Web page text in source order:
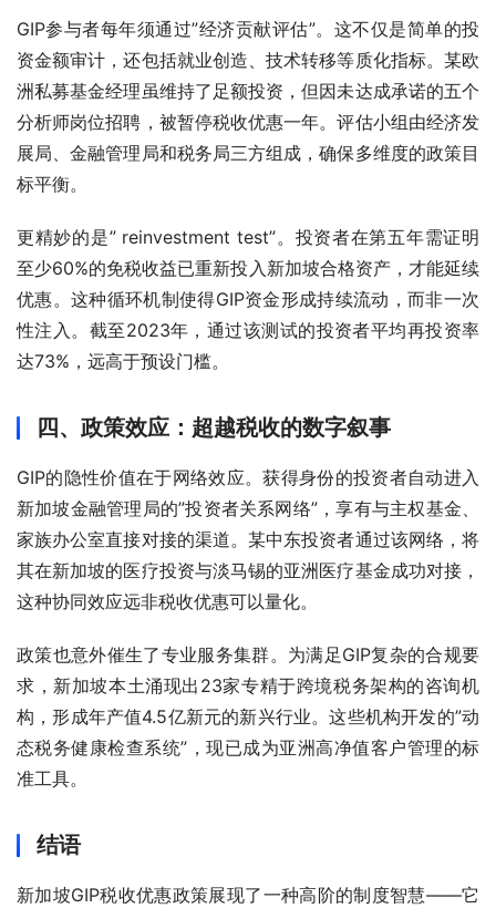
GIP参与者每年须通过”经济贡献评估”。这不仅是简单的投
资金额审计，还包括就业创造、技术转移等质化指标。某欧
洲私募基金经理虽维持了足额投资，但因未达成承诺的五个
分析师岗位招聘，被暂停税收优惠一年。评估小组由经济发
展局、金融管理局和税务局三方组成，确保多维度的政策目
标平衡。
更精妙的是” reinvestment test”。投资者在第五年需证明
至少60%的免税收益已重新投入新加坡合格资产，才能延续
优惠。这种循环机制使得GIP资金形成持续流动，而非一次
性注入。截至2023年，通过该测试的投资者平均再投资率
达73%，远高于预设门槛。
四、政策效应：超越税收的数字叙事
GIP的隐性价值在于网络效应。获得身份的投资者自动进入
新加坡金融管理局的”投资者关系网络”，享有与主权基金、
家族办公室直接对接的渠道。某中东投资者通过该网络，将
其在新加坡的医疗投资与淡马锡的亚洲医疗基金成功对接，
这种协同效应远非税收优惠可以量化。
政策也意外催生了专业服务集群。为满足GIP复杂的合规要
求，新加坡本土涌现出23家专精于跨境税务架构的咨询机
构，形成年产值4.5亿新元的新兴行业。这些机构开发的”动
态税务健康检查系统”，现已成为亚洲高净值客户管理的标
准工具。
结语
新加坡GIP税收优惠政策展现了一种高阶的制度智慧——它